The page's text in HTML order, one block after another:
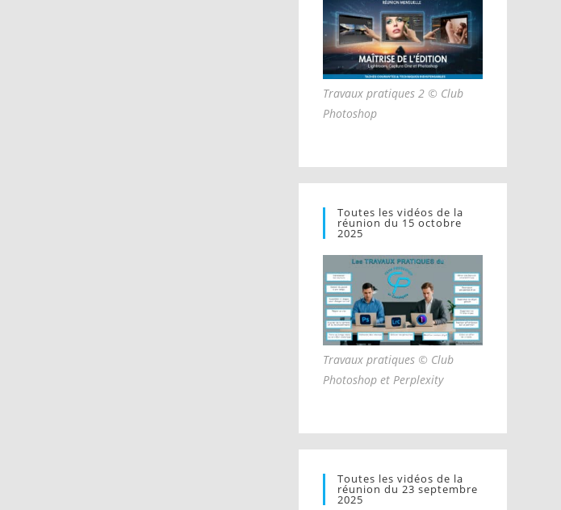
Travaux pratiques 2 © Club
Photoshop
Toutes les vidéos de la
réunion du 15 octobre
2025
Travaux pratiques © Club
Photoshop et Perplexity
Toutes les vidéos de la
réunion du 23 septembre
2025